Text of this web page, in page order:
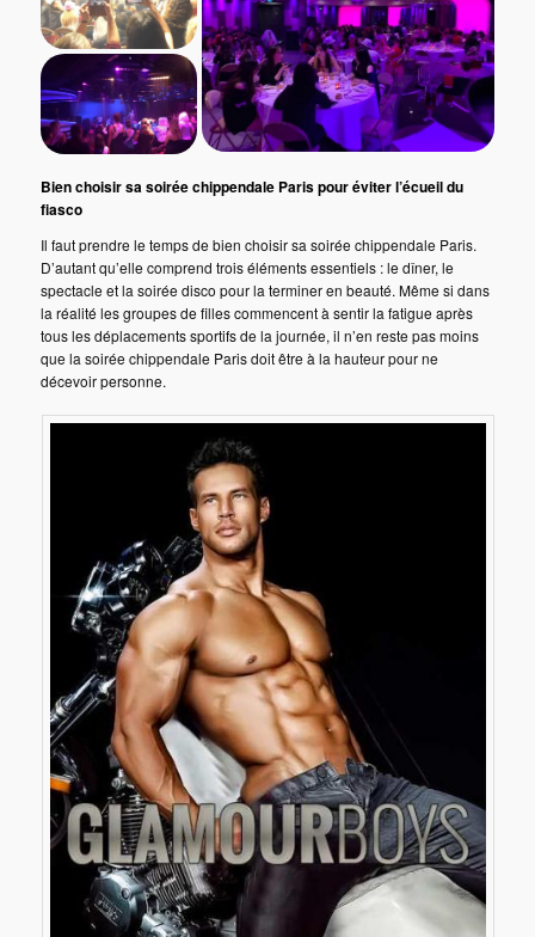
Bien choisir sa soirée chippendale Paris pour éviter l’écueil du
fiasco
Il faut prendre le temps de bien choisir sa soirée chippendale Paris.
D’autant qu’elle comprend trois éléments essentiels : le dîner, le
spectacle et la soirée disco pour la terminer en beauté. Même si dans
la réalité les groupes de filles commencent à sentir la fatigue après
tous les déplacements sportifs de la journée, il n’en reste pas moins
que la soirée chippendale Paris doit être à la hauteur pour ne
décevoir personne.